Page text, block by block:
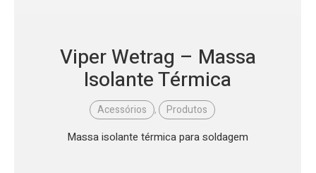
Viper Wetrag – Massa
Isolante Térmica
Acessórios , Produtos
Massa isolante térmica para soldagem